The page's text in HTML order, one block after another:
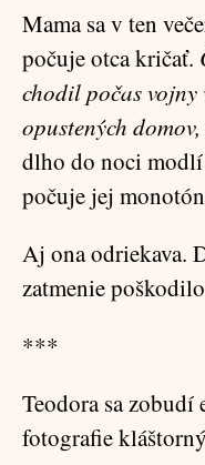
Mama sa v ten
počuje otca kričať.
chodil počas vojny
opustených
dlho do noci
počuje jej
Aj ona odriekava.
zatmenie
***
Teodora sa zobudí
fotografie